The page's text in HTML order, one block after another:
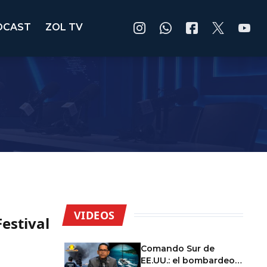
ZOL TV
VIDEOS
Comando Sur de
EE.UU.: el bombardeo